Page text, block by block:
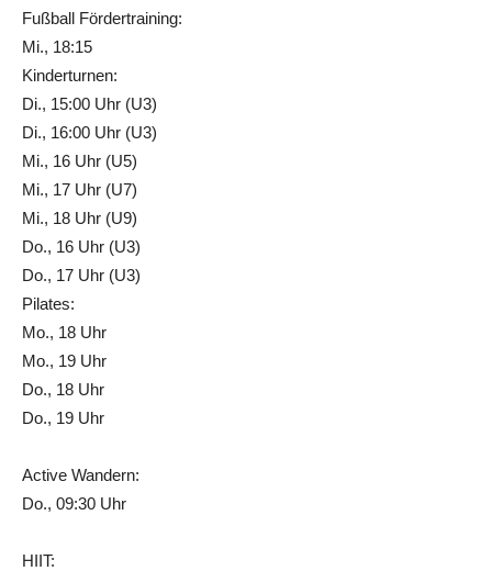
Fußball Fördertraining:
Mi., 18:15
Kinderturnen:
Di., 15:00 Uhr (U3)
Di., 16:00 Uhr (U3)
Mi., 16 Uhr (U5)
Mi., 17 Uhr (U7)
Mi., 18 Uhr (U9)
Do., 16 Uhr (U3)
Do., 17 Uhr (U3)
Pilates:
Mo., 18 Uhr
Mo., 19 Uhr
Do., 18 Uhr
Do., 19 Uhr
Active Wandern:
Do., 09:30 Uhr
HIIT: